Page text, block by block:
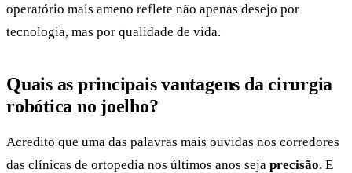
operatório mais ameno reflete não apenas desejo por
tecnologia, mas por qualidade de vida.
Quais as principais vantagens da cirurgia
robótica no joelho?
Acredito que uma das palavras mais ouvidas nos corredores
das clínicas de ortopedia nos últimos anos seja precisão. E